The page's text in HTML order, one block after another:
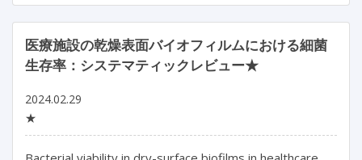
医療施設の乾燥表面バイオフィルムにおける細菌
生存率：システマティックレビュー★
2024.02.29
★